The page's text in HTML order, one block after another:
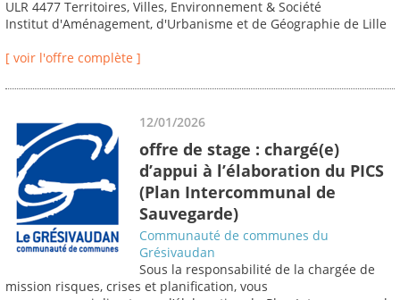
ULR 4477 Territoires, Villes, Environnement & Société
Institut d'Aménagement, d'Urbanisme et de Géographie de Lille
[ voir l'offre complète ]
12/01/2026
offre de stage : chargé(e)
d’appui à l’élaboration du PICS
(Plan Intercommunal de
Sauvegarde)
Communauté de communes du
Grésivaudan
Sous la responsabilité de la chargée de
mission risques, crises et planification, vous